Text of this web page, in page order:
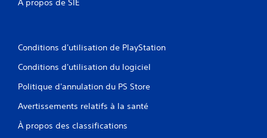
À propos de SIE
Conditions d'utilisation de PlayStation
Conditions d'utilisation du logiciel
Politique d'annulation du PS Store
Avertissements relatifs à la santé
À propos des classifications